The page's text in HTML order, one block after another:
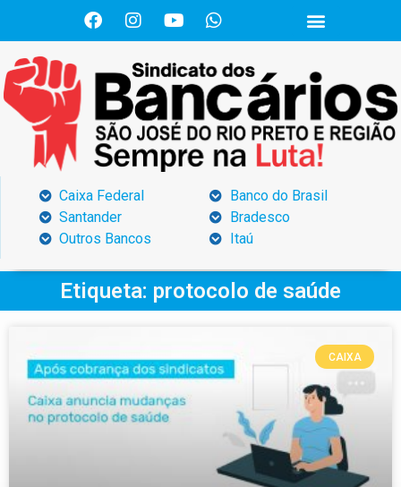
Caixa Federal
Santander
Outros Bancos
Banco do Brasil
Bradesco
Itaú
Etiqueta: protocolo de saúde
CAIXA